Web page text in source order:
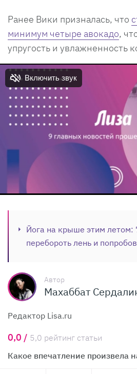
Ранее Вики призналась, что
минимум четыре авокадо,
упругость и увлажненность
Йога на крыше этим летом:
перебороть лень и
Автор
Махаббат
Редактор Lisa.ru
0,0 / 5,0 рейтинг статьи
Какое впечатление произвела